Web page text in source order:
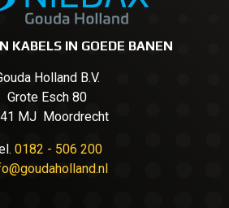
KABELS IN GOEDE BANEN
Holland B.V.
Grote Esch 80
MJ Moordrecht
0182 - 506 200